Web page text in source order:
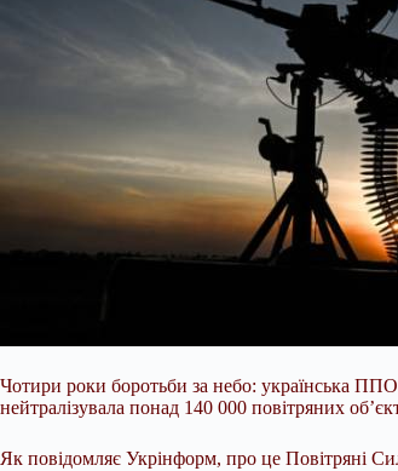
Чотири роки боротьби за небо: українська
нейтралізувала понад 140 000 повітряних
Як повідомляє Укрінформ, про це Повітряні